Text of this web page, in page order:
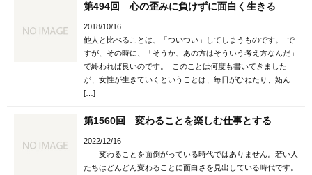
第494回 心の歪みに負けずに面白く生きる
2018/10/16
他人と比べることは、「ついつい」してしまうものです。 で
すが、その時に、「そうか、あの方はそういう考え方なんだ」
で終われば良いのです。 このことは何度も書いてきました
が、女性が生きていくということは、毎日がひねたり、妬ん
[…]
第1560回 変わることを楽しむ仕事とする
2022/12/16
変わることを面倒がっている時代ではありません。若い人
たちはどんどん変わることに面白さを見出している時代です。